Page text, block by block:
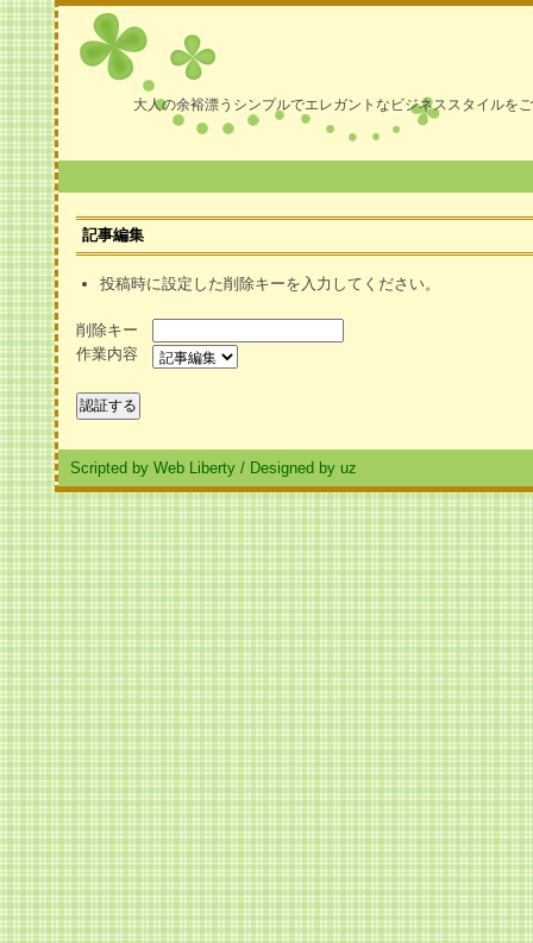
大人の余裕漂うシンプルでエレガントなビジネススタイルを
記事編集
投稿時に設定した削除キーを入力してください。
削除キー
作業内容
Scripted by Web Liberty / Designed by uz